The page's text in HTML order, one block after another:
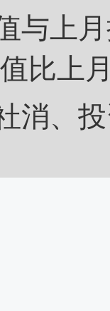
上月
比上
、投